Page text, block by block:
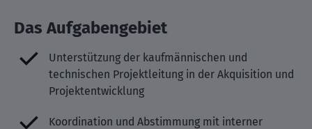
Das Aufgabengebiet
Unterstützung der kaufmännischen und
technischen Projektleitung in der Akquisition und
Projektentwicklung
Koordination und Abstimmung mit interner